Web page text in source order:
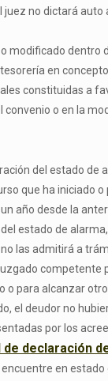
no dictará
modificado
en
constituidas a
o en la
del estado
que ha iniciado
año desde la
estado de
las admitirá a
para alcanzar
el deudor no
por los
declaración
en